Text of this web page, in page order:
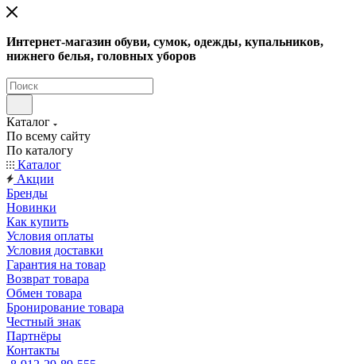
Интернет-магазин обуви, сумок, одежды, купальников,
нижнего белья, головных уборов
Каталог
По всему сайту
По каталогу
Каталог
Акции
Бренды
Новинки
Как купить
Условия оплаты
Условия доставки
Гарантия на товар
Возврат товара
Обмен товара
Бронирование товара
Честный знак
Партнёры
Контакты